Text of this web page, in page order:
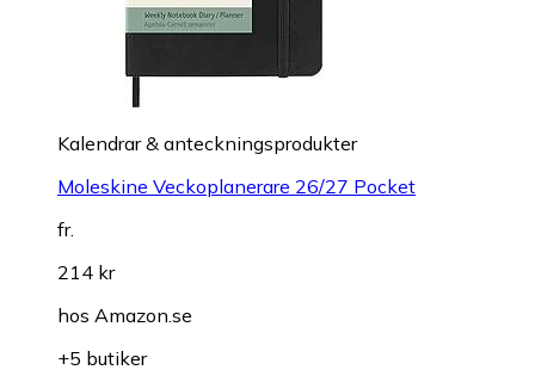
Kalendrar & anteckningsprodukter
Moleskine Veckoplanerare 26/27 Pocket
fr.
214 kr
hos Amazon.se
+5 butiker